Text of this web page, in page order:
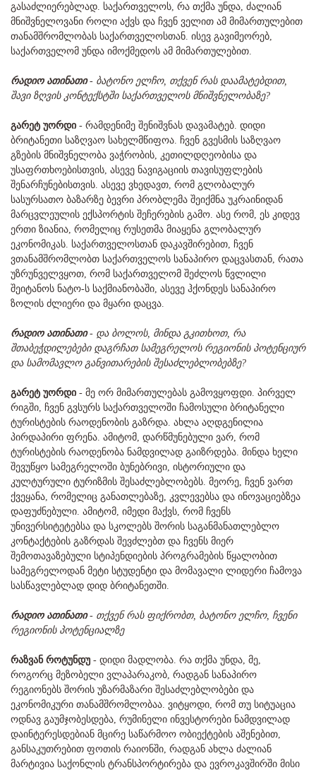
გასაძლიერებლად. საქართველოს, რა თქმა უნდა, ძალიან
მნიშვნელოვანი როლი აქვს და ჩვენ ველით ამ მიმართულებით
თანამშრომლობას საქართველოსთან. ისევ გავიმეორებ,
საქართველომ უნდა იმოქმედოს ამ მიმართულებით.
რადიო ათინათი- ბატონო ელჩო, თქვენ რას დაამატებდით,
შავი ზღვის კონტექსტში საქართველოს მნიშვნელობაზე?
გარეტ უორდი - რამდენიმე შენიშვნას დავამატებ. დიდი
ბრიტანეთი საზღვაო სახელმწიფოა. ჩვენ გვესმის საზღვაო
გზების მნიშვნელობა ვაჭრობის, კეთილდღეობისა და
უსაფრთხოებისთვის, ასევე ნავიგაციის თავისუფლების
შენარჩუნებისთვის. ასევე ვხედავთ, რომ გლობალურ
სასურსათო ბაზარზე ბევრი პრობლემა შეიქმნა უკრაინიდან
მარცვლეულის ექსპორტის შეჩერების გამო. ასე რომ, ეს კიდევ
ერთი ზიანია, რომელიც რუსეთმა მიაყენა გლობალურ
ეკონომიკას. საქართველოსთან დაკავშირებით, ჩვენ
ვთანამშრომლობთ საქართველოს სანაპირო დაცვასთან, რათა
უზრუნველვყოთ, რომ საქართველომ შეძლოს წვლილი
შეიტანოს ნატო-ს საქმიანობაში, ასევე ჰქონდეს სანაპირო
ზოლის ძლიერი და მყარი დაცვა.
რადიო ათინათი- და ბოლოს, მინდა გკითხოთ, რა
შთაბეჭდილებები დაგრჩათ სამეგრელოს რეგიონის პოტენციურ
და სამომავლო განვითარების შესაძლებლობებზე?
გარეტ უორდი - მე ორ მიმართულებას გამოვყოფდი. პირველ
რიგში, ჩვენ გვსურს საქართველოში ჩამოსული ბრიტანელი
ტურისტების რაოდენობის გაზრდა. ახლა აღდგენილია
პირდაპირი ფრენა. ამიტომ, დარწმუნებული ვარ, რომ
ტურისტების რაოდენობა ნამდვილად გაიზრდება. მინდა ხელი
შევუწყო სამეგრელოში ბუნებრივი, ისტორიული და
კულტურული ტურიზმის შესაძლებლობებს. მეორე, ჩვენ ვართ
ქვეყანა, რომელიც განათლებაზე, კვლევებსა და ინოვაციებზეა
დაფუძნებული. ამიტომ, იმედი მაქვს, რომ ჩვენს
უნივერსიტეტებსა და სკოლებს შორის საგანმანათლებლო
კონტაქტების გაზრდას შევძლებთ და ჩვენს მიერ
შემოთავაზებული სტიპენდიების პროგრამების წყალობით
სამეგრელოდან მეტი სტუდენტი და მომავალი ლიდერი ჩამოვა
სასწავლებლად დიდ ბრიტანეთში.
რადიო ათინათი- თქვენ რას ფიქრობთ, ბატონო ელჩო, ჩვენი
რეგიონის პოტენციალზე
რაზვან როტუნდუ - დიდი მადლობა. რა თქმა უნდა, მე,
როგორც მეზობელი ვლაპარაკობ, რადგან სანაპირო
რეგიონებს შორის უზარმაზარი შესაძლებლობები და
ეკონომიკური თანამშრომლობაა. ვიტყოდი, რომ თუ სიტუაცია
ოდნავ გაუმჯობესდება, რუმინელი ინვესტორები ნამდვილად
დაინტერესდებიან მცირე საწარმოო ობიექტების აშენებით,
განსაკუთრებით ფოთის რაიონში, რადგან ახლა ძალიან
მარტივია საქონლის ტრანსპორტირება და ევროკავშირში მისი